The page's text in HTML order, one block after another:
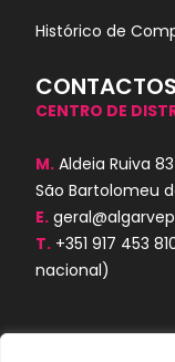
Histórico de
CONTACTOS
CENTRO DE
M. Aldeia Ruiva
São Bartolomeu
E.
T. +351 917 453
nacional)